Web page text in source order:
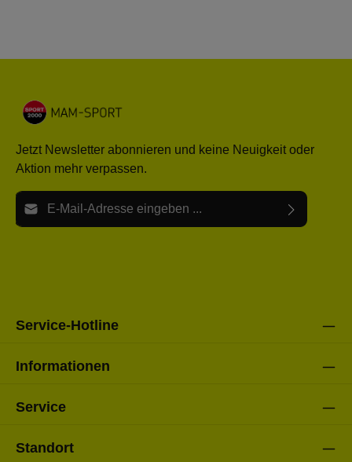
Jetzt Newsletter abonnieren und keine Neuigkeit oder
Aktion mehr verpassen.
E-Mail-Adresse*
Service-Hotline
Informationen
Service
Standort